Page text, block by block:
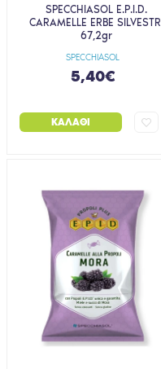
SPECCHIASOL
SPECCHIASOL E.P.I.D.
CARAMELLE ERBE SILVESTRI
67,2gr
5,40€
ΚΑΛΆΘΙ